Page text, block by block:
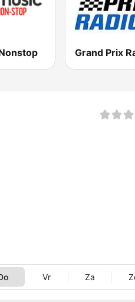
Grand Prix
Vr Za